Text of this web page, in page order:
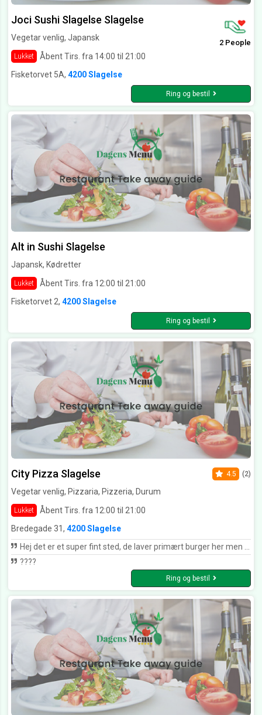
Joci Sushi Slagelse Slagelse
Vegetar venlig, Japansk
Lukket Åbent Tirs. fra 14:00 til 21:00
2 People
Fisketorvet 5A, 4200 Slagelse
Ring og bestil
Alt in Sushi Slagelse
Japansk, Kødretter
Lukket
Åbent Tirs. fra 12:00 til 21:00
Fisketorvet 2, 4200 Slagelse
Ring og bestil
City Pizza Slagelse
Vegetar venlig, Pizzaria, Pizzeria, Durum
Lukket Åbent Tirs. fra 12:00 til 21:00
4.5 (2)
Bredegade 31, 4200 Slagelse
Hej det er et super fint sted, de laver primært burger her men også pizza. Smager super godt og hurtig levering. Syntes det er sjovt at se kommentar hvor der gives lav lav rating men til gengæld skrives der også de bruger det "tit" og at den fik 1-2/5 fordi der var også i? Husk at man kan skrive til stedet hvis man har fåret forkert og hvis man har været der 20-25 gange kan der squ være en menneskelig fejl :/ ja det er ikke roboter der stå i køkknet.
????
Ring og bestil